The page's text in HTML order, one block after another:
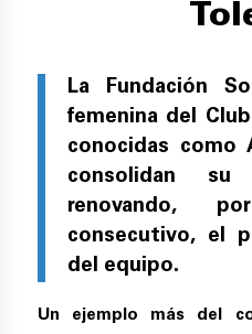
La Fundación
femenina del
conocidas como
consolidan su
renovando,
consecutivo, el
del equipo.
Un ejemplo más del